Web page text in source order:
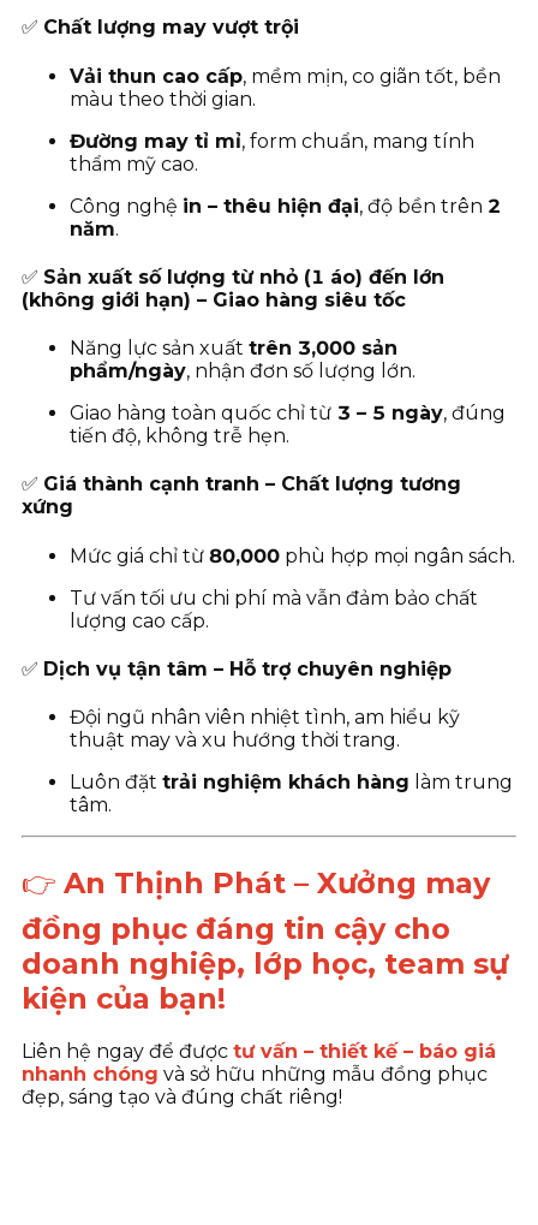
✅ Chất lượng may vượt trội
Vải thun cao cấp, mềm mịn, co giãn tốt, bền
màu theo thời gian.
Đường may tỉ mỉ, form chuẩn, mang tính
thẩm mỹ cao.
Công nghệ in – thêu hiện đại, độ bền trên 2
năm.
✅ Sản xuất số lượng từ nhỏ (1 áo) đến lớn
(không giới hạn) – Giao hàng siêu tốc
Năng lực sản xuất trên 3,000 sản
phẩm/ngày, nhận đơn số lượng lớn.
Giao hàng toàn quốc chỉ từ 3 – 5 ngày, đúng
tiến độ, không trễ hẹn.
✅ Giá thành cạnh tranh – Chất lượng tương
xứng
Mức giá chỉ từ 80,000 phù hợp mọi ngân sách.
Tư vấn tối ưu chi phí mà vẫn đảm bảo chất
lượng cao cấp.
✅ Dịch vụ tận tâm – Hỗ trợ chuyên nghiệp
Đội ngũ nhân viên nhiệt tình, am hiểu kỹ
thuật may và xu hướng thời trang.
Luôn đặt trải nghiệm khách hàng làm trung
tâm.
👉 An Thịnh Phát – Xưởng may
đồng phục đáng tin cậy cho
doanh nghiệp, lớp học, team sự
kiện của bạn!
Liên hệ ngay để được tư vấn – thiết kế – báo giá
nhanh chóng và sở hữu những mẫu đồng phục
đẹp, sáng tạo và đúng chất riêng!